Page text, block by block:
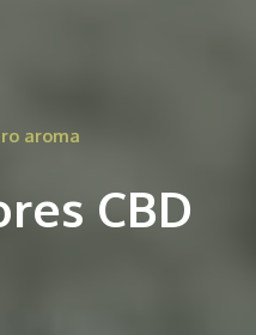
aroma
CBD